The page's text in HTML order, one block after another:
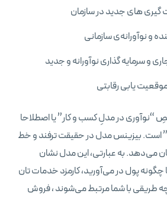
های جدید در سازمان
و نوآورانه‌ی سازمانی
و سرمایه‌ گذاری نوآورانه و جدید
یابی رقابتی
“نوآوری در مدلِ کسب و کار” یا اصطلاحا
است. بیزینس مدل در حقیقت ترفند و خط
می‌دهد. به عبارتی، این مدل نشان‌
پول در می‌آورید، کارمزد خدمات‌ تان
طریقی با شما مرتبط می‌شوند ، فروش